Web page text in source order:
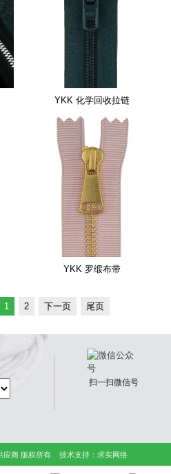
YKK 化学回收拉链
YKK 罗缎布带
1 2 下一页 尾页
扫一扫微信号
应商 版权所有. 技术支持： 求实网络